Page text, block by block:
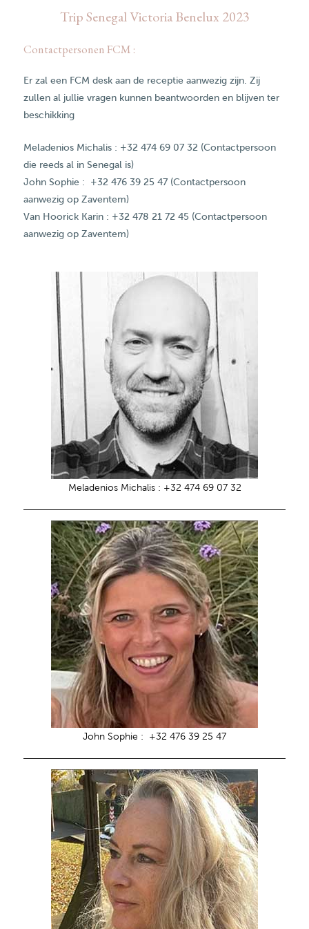
Trip Senegal Victoria Benelux 2023
Contactpersonen FCM :
Er zal een FCM desk aan de receptie aanwezig zijn. Zij
zullen al jullie vragen kunnen beantwoorden en blijven ter
beschikking
Meladenios Michalis : +32 474 69 07 32 (Contactpersoon
die reeds al in Senegal is)
John Sophie : +32 476 39 25 47 (Contactpersoon
aanwezig op Zaventem)
Van Hoorick Karin : +32 478 21 72 45 (Contactpersoon
aanwezig op Zaventem)
Meladenios Michalis : +32 474 69 07 32
John Sophie : +32 476 39 25 47